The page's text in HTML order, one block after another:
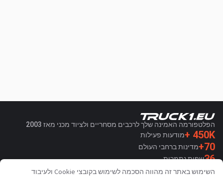
הפלטפורמה האמינה שלך לרכבים מסחריים ולציוד מכני מאז 2003
450K + מודעות פעילות
70+ מדינות ברחבי העולם
36שפות נתמכות
השימוש באתר זה מהווה הסכמה לשימוש בקובצי Cookie ולעיבוד